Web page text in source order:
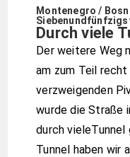
Montenegro /
Durch viele
Der weitere Weg
am zum Teil
verzweigenden
wurde die Straße
durch
Tunnel haben wir